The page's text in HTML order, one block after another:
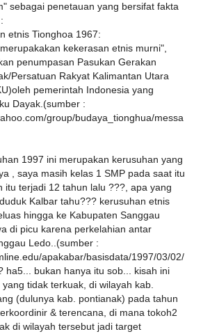
sebagai penetauan yang bersifat fakta
etnis Tionghoa 1967:
kekerasan etnis murni",
penumpasan Pasukan Gerakan
Persatuan Rakyat Kalimantan Utara
pemerintah Indonesia yang
Dayak.(sumber :
group/budaya_tionghua/messa
1997 ini merupakan kerusuhan yang
, saya masih kelas 1 SMP pada saat itu
itu terjadi 12 tahun lalu ???, apa yang
Kalbar tahu??? kerusuhan etnis
hingga ke Kabupaten Sanggau
di picu karena perkelahian antar
Ledo..(sumber :
apakabar/basisdata/1997/03/02/
ha5... bukan hanya itu sob... kisah ini
tidak terkuak, di wilayah kab.
(dulunya kab. pontianak) pada tahun
& terencana, di mana tokoh2
di wilayah tersebut jadi target